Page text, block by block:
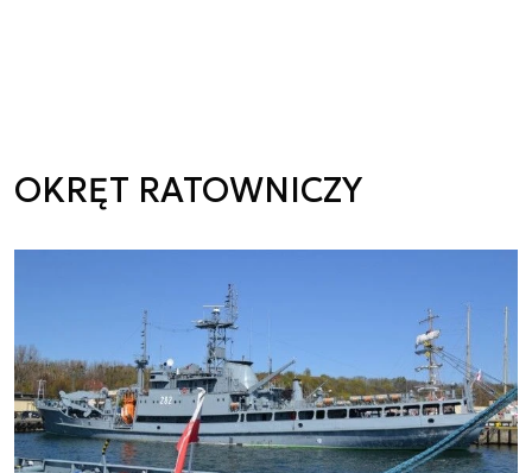
OKRĘT RATOWNICZY